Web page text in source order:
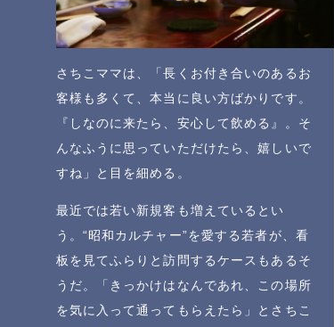
さちこママは、「長くお付き合いのあるお
客様も多くて、本当に良い方ばかりです。
『しなのに来たら、安心して飲める』。そ
んなふうに思っていただけたら、嬉しいで
すね」と目を細める。
最近では若い新規客も増えているとい
う。“昭和カルチャー”を愛する若者が、看
板を見てふらりと訪問するケースもあるそ
うだ。「きっかけはなんであれ、この場所
を気に入って通ってもらえたら」とさちこ